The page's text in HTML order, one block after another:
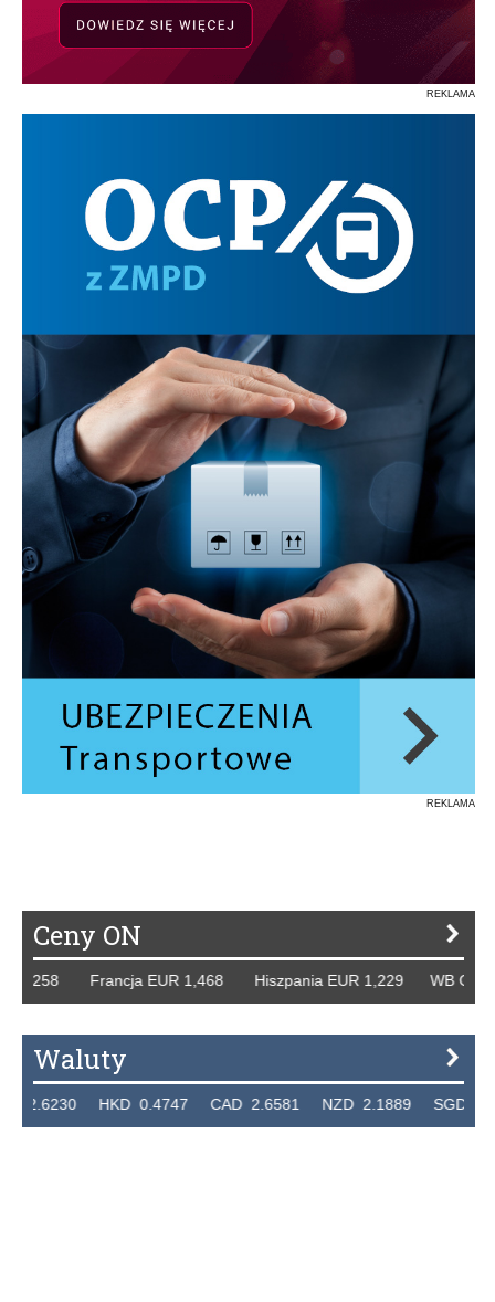
REKLAMA
REKLAMA
Ceny ON
Francja EUR 1,468 Hiszpania EUR 1,229 WB GBP
Waluty
HKD 0.4747 CAD 2.6581 NZD 2.1889 SGD 2.9048